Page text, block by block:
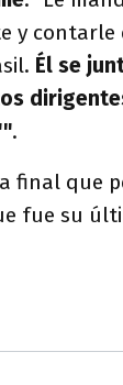
y
Él se
.
final que
fue su